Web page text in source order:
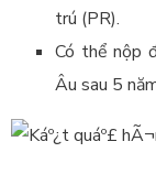
trú (PR).
Có thể nộp
Âu sau 5